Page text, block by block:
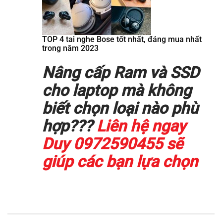
TOP 4 tai nghe Bose tốt nhất, đáng mua nhất
trong năm 2023
Nâng cấp Ram và SSD
cho laptop mà không
biết chọn loại nào phù
hợp???Liên hệ ngay
Duy 0972590455 sẽ
giúp các bạn lựa chọn